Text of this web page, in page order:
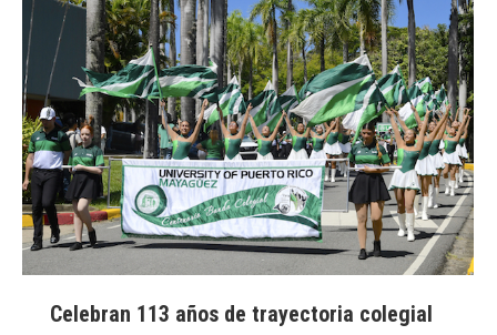
Celebran 113 años de trayectoria colegial